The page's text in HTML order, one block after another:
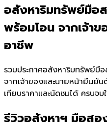
อสังหาริมทรัพย์มือ
พร้อมโอน จากเจ้า
อาชีพ
รวมประกาศอสังหาริมทรัพย์มื
จากเจ้าของและนายหน้ายืนยั
เทียบราคาและนัดชมได้ ครบจ
รีวิวอสังหาฯ มือสอ